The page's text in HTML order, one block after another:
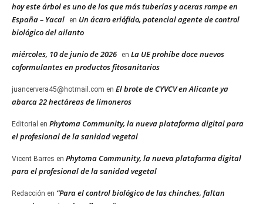
hoy este árbol es uno de los que más tuberías y aceras rompe en
España – Yacal
en Un ácaro eriófido, potencial agente de control
biológico del ailanto
miércoles, 10 de junio de 2026 en La UE prohíbe doce nuevos
coformulantes en productos fitosanitarios
juancervera45@hotmail.com en El brote de CYVCV en Alicante ya
abarca 22 hectáreas de limoneros
Editorial en Phytoma Community, la nueva plataforma digital para
el profesional de la sanidad vegetal
Vicent Barres en Phytoma Community, la nueva plataforma digital
para el profesional de la sanidad vegetal
Redacción en “Para el control biológico de las chinches, faltan